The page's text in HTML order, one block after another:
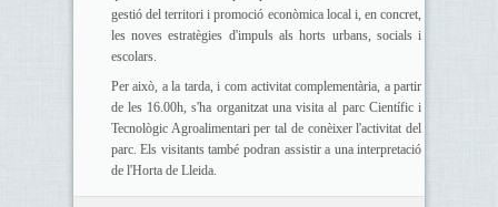
gestió del territori i promoció econòmica local i, en concret,
les noves estratègies d'impuls als horts urbans, socials i
escolars.
Per això, a la tarda, i com activitat complementària, a partir
de les 16.00h, s'ha organitzat una visita al parc Científic i
Tecnològic Agroalimentari per tal de conèixer l'activitat del
parc. Els visitants també podran assistir a una interpretació
de l'Horta de Lleida.